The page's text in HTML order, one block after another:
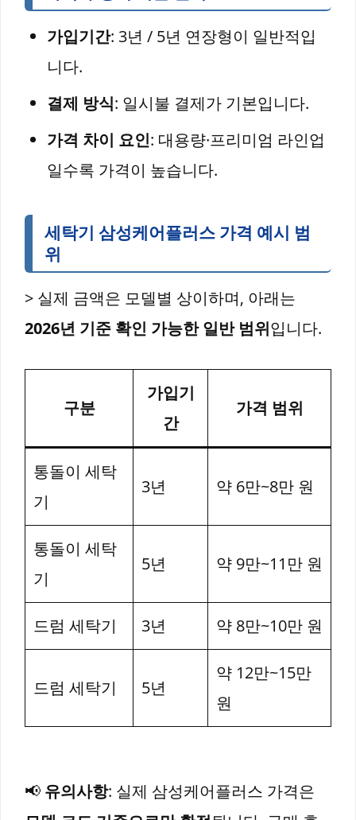
가입기간: 3년 / 5년 연장형이 일반적입
니다.
결제 방식: 일시불 결제가 기본입니다.
가격 차이 요인: 대용량·프리미엄 라인업
일수록 가격이 높습니다.
세탁기 삼성케어플러스 가격 예시 범
위
> 실제 금액은 모델별 상이하며, 아래는
2026년 기준 확인 가능한 일반 범위입니다.
구분
가입기
간
가격 범위
통돌이 세탁
기
3년 약 6만~8만 원
통돌이 세탁
기
5년 약 9만~11만 원
드럼 세탁기 3년 약 8만~10만 원
드럼 세탁기 5년
약 12만~15만
원
📢 유의사항: 실제 삼성케어플러스 가격은